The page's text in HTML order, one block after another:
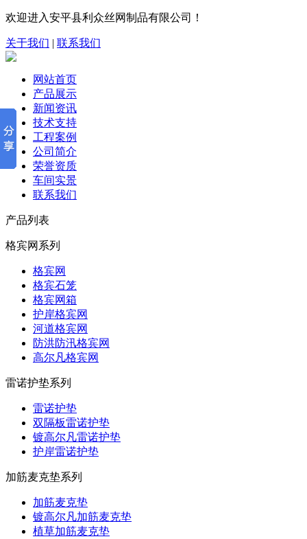
欢迎进入安平县利众丝网制品有限公司！
关于我们 | 联系我们
网站首页
产品展示
新闻资讯
技术支持
工程案例
公司简介
荣誉资质
车间实景
联系我们
产品列表
格宾网系列
格宾网
格宾石笼
格宾网箱
护岸格宾网
河道格宾网
防洪防汛格宾网
高尔凡格宾网
雷诺护垫系列
雷诺护垫
双隔板雷诺护垫
镀高尔凡雷诺护垫
护岸雷诺护垫
加筋麦克垫系列
加筋麦克垫
镀高尔凡加筋麦克垫
植草加筋麦克垫